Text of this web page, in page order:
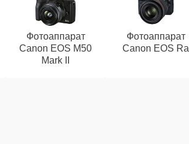
Фотоаппарат
Canon EOS M50
Mark II
Фотоаппарат
Canon EOS Ra